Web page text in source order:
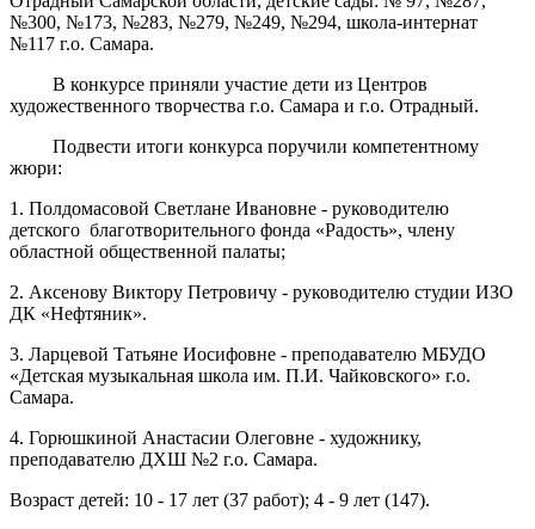
№300, №173, №283, №279, №249, №294, школа-интернат
№117 г.о. Самара.
В конкурсе приняли участие дети из Центров
художественного творчества г.о. Самара и г.о. Отрадный.
Подвести итоги конкурса поручили компетентному
жюри:
1. Полдомасовой Светлане Ивановне - руководителю
детского благотворительного фонда «Радость», члену
областной общественной палаты;
2. Аксенову Виктору Петровичу - руководителю студии ИЗО
ДК «Нефтяник».
3. Ларцевой Татьяне Иосифовне - преподавателю МБУДО
«Детская музыкальная школа им. П.И. Чайковского» г.о.
Самара.
4. Горюшкиной Анастасии Олеговне - художнику,
преподавателю ДХШ №2 г.о. Самара.
Возраст детей: 10 - 17 лет (37 работ); 4 - 9 лет (147).